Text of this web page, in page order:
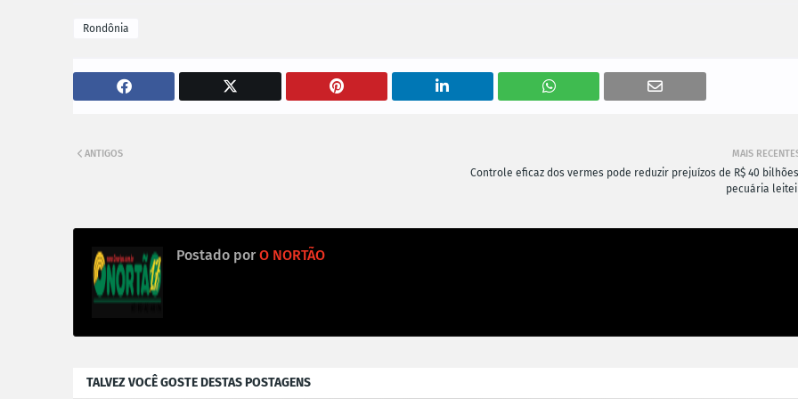
Rondônia
MAIS
Controle eficaz dos vermes pode reduzir prejuízos de R$ 40
pecuária
ANTIGOS
Postado por O NORTÃO
TALVEZ VOCÊ GOSTE DESTAS POSTAGENS